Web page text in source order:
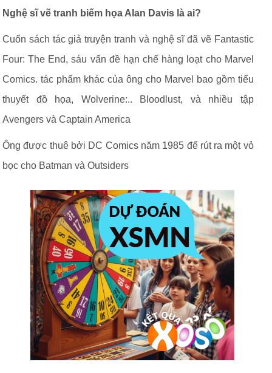
Nghệ sĩ vẽ tranh biếm họa Alan Davis là ai?
Cuốn sách tác giả truyện tranh và nghệ sĩ đã vẽ Fantastic
Four: The End, sáu vấn đề hạn chế hàng loạt cho Marvel
Comics. tác phẩm khác của ông cho Marvel bao gồm tiểu
thuyết đồ họa, Wolverine:.. Bloodlust, và nhiều tập
Avengers và Captain America
Ông được thuê bởi DC Comics năm 1985 để rút ra một vỏ
bọc cho Batman và Outsiders